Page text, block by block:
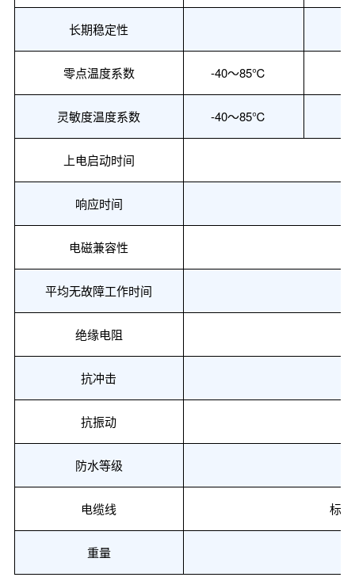
长期稳定性
零点温度系数 -40～85℃
灵敏度温度系数 -40～85℃
上电启动时间
响应时间
电磁兼容性
平均无故障工作时间
绝缘电阻
抗冲击
抗振动
防水等级
电缆线 标配
重量